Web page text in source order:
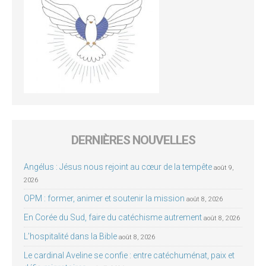
DERNIÈRES NOUVELLES
Angélus : Jésus nous rejoint au cœur de la tempête août 9,
2026
OPM : former, animer et soutenir la mission août 8, 2026
En Corée du Sud, faire du catéchisme autrement août 8, 2026
L’hospitalité dans la Bible août 8, 2026
Le cardinal Aveline se confie : entre catéchuménat, paix et